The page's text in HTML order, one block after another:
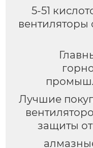
5-51
вентиляторы
Лучшие
защиты